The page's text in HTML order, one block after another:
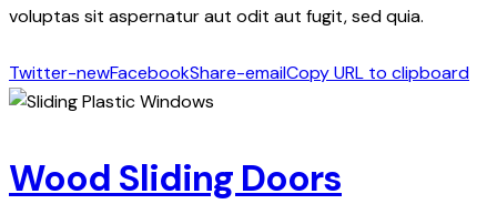
voluptas sit aspernatur aut odit aut fugit, sed quia.
Twitter-newFacebookShare-emailCopy URL to clipboard
Wood Sliding Doors